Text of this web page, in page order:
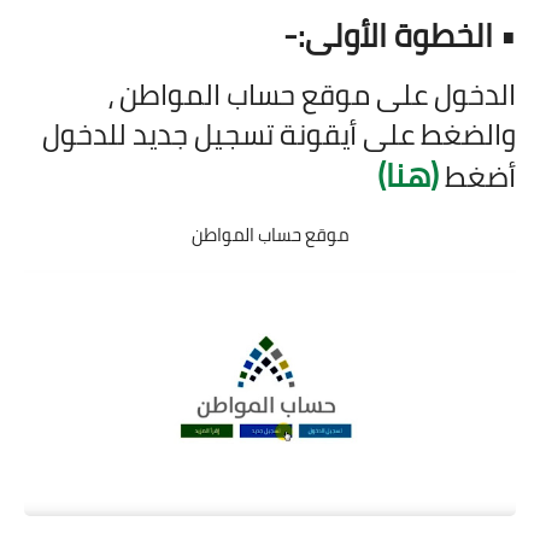
• الخطوة الأولى:-
الدخول على موقع حساب المواطن ،
والضغط على أيقونة تسجيل جديد للدخول
أضغط(هنا)
موقع حساب المواطن